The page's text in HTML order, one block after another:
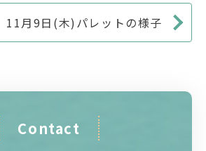
11月9日(木)パレットの様子
Contact